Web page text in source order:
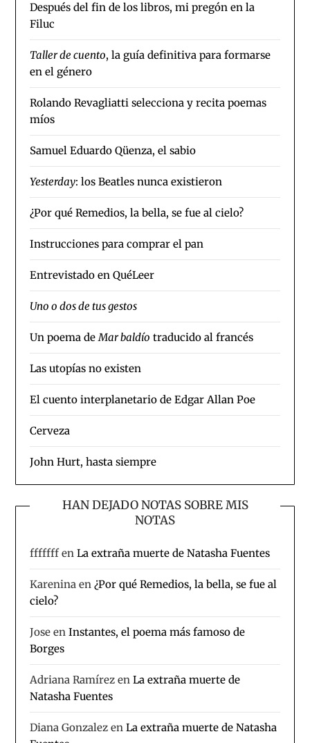
Después del fin de los libros, mi pregón en la
Filuc
Taller de cuento, la guía definitiva para formarse
en el género
Rolando Revagliatti selecciona y recita poemas
míos
Samuel Eduardo Qüenza, el sabio
Yesterday: los Beatles nunca existieron
¿Por qué Remedios, la bella, se fue al cielo?
Instrucciones para comprar el pan
Entrevistado en QuéLeer
Uno o dos de tus gestos
Un poema deMar baldío traducido al francés
Las utopías no existen
El cuento interplanetario de Edgar Allan Poe
Cerveza
John Hurt, hasta siempre
HAN DEJADO NOTAS SOBRE MIS
NOTAS
fffffffenLa extraña muerte de Natasha Fuentes
Karenina en¿Por qué Remedios, la bella, se fue al
cielo?
Jose enInstantes, el poema más famoso de
Borges
Adriana Ramírez enLa extraña muerte de
Natasha Fuentes
Diana Gonzalez enLa extraña muerte de Natasha